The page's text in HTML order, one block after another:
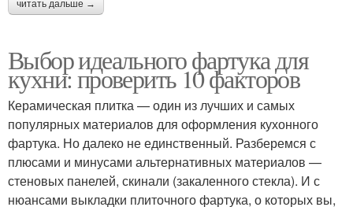
читать дальше →
Выбор идеального фартука для
кухни: проверить 10 факторов
Керамическая плитка — один из лучших и самых
популярных материалов для оформления кухонного
фартука. Но далеко не единственный. Разберемся с
плюсами и минусами альтернативных материалов —
стеновых панелей, скинали (закаленного стекла). И с
нюансами выкладки плиточного фартука, о которых вы,